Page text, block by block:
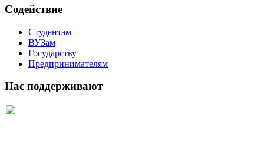
Содействие
Студентам
ВУЗам
Государству
Предпринимателям
Нас поддерживают